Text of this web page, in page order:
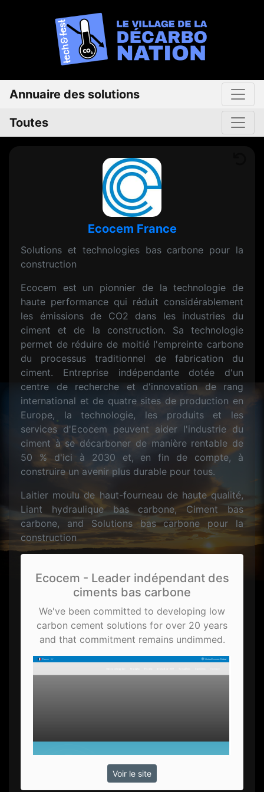
Annuaire des solutions
Toutes
Ecocem France
Solutions et technologies bas carbone pour la
construction
Ecocem est un pionnier de la technologie de
haute performance qui réduit considérablement
les émissions de CO2 dans les industries du
ciment et de la construction. Sa technologie
permet de réduire de moitié l'empreinte carbone
du processus traditionnel de fabrication du
ciment. Entreprise indépendante dotée d'un
centre de recherche et d'innovation de rang
international et de quatre sites de production en
Europe, la technologie, les produits et les
services d'Ecocem peuvent aider l'industrie du
ciment à se décarboner de manière rentable de
50 % d'ici à 2030 et, en fin de compte, à
construire un avenir plus durable pour tous.
Laitier moulu de haut-fourneau de haute qualité,
Liant hydraulique bas carbone, Ciment bas
carbone, and Solutions bas carbone pour la
construction
Ecocem - Leader indépendant des
ciments bas carbone
We've been committed to developing low
carbon cement solutions for over 20 years
and that commitment remains undimmed.
Voir le site